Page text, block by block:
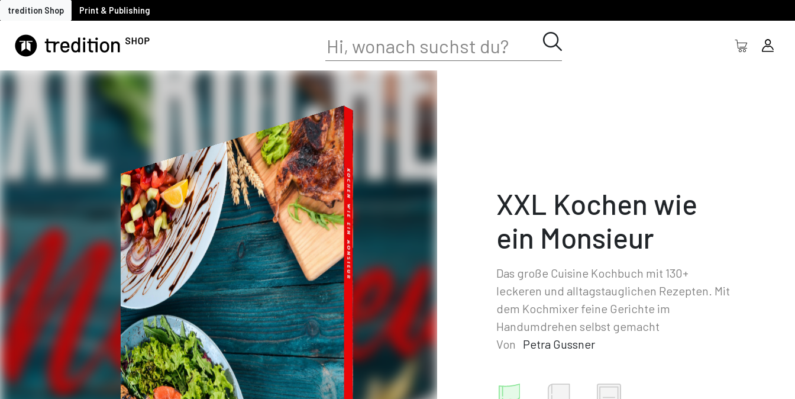
tredition Shop Print & Publishing
XXL Kochen wie
ein Monsieur
Das große Cuisine Kochbuch mit 130+
leckeren und alltagstauglichen Rezepten. Mit
dem Kochmixer feine Gerichte im
Handumdrehen selbst gemacht
Von
Petra Gussner